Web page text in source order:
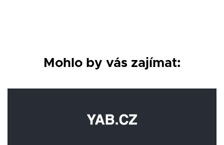
Mohlo by vás zajímat: